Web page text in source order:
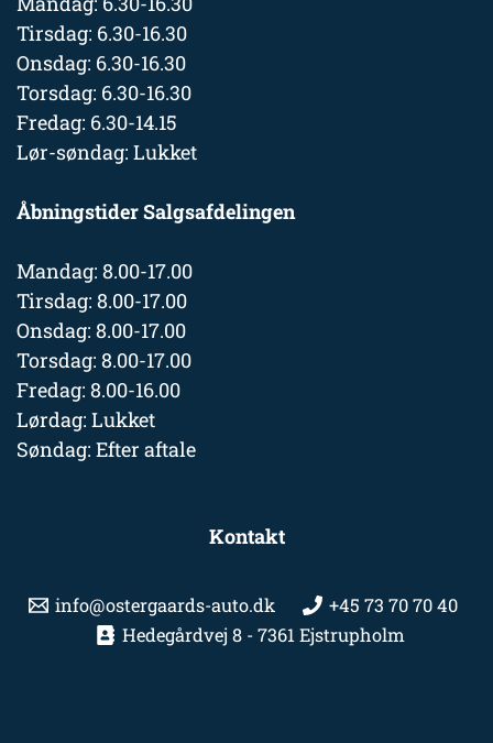
Tirsdag: 6.30-16.30
Onsdag: 6.30-16.30
Torsdag: 6.30-16.30
Fredag: 6.30-14.15
Lør-søndag: Lukket
Åbningstider Salgsafdelingen
Mandag: 8.00-17.00
Tirsdag: 8.00-17.00
Onsdag: 8.00-17.00
Torsdag: 8.00-17.00
Fredag: 8.00-16.00
Lørdag: Lukket
Søndag: Efter aftale
Kontakt
info@ostergaards-auto.dk
+45 73 70 70 40
Hedegårdvej 8 - 7361 Ejstrupholm